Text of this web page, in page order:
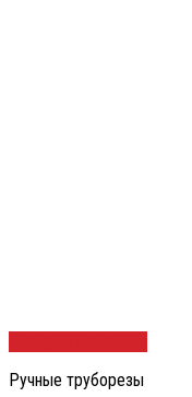
Ручные труборезы